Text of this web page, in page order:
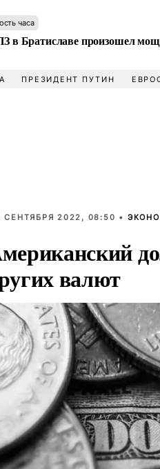
часа
в Братиславе произошел
ПРЕЗИДЕНТ ПУТИН
СЕНТЯБРЯ 2022, 08:50 •
валют